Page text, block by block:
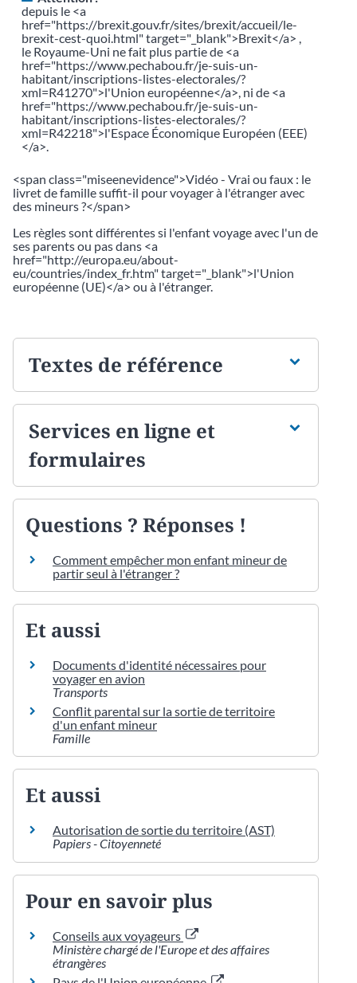
depuis le <a
href="https://brexit.gouv.fr/sites/brexit/accueil/le-
brexit-cest-quoi.html" target="_blank">Brexit</a> ,
le Royaume-Uni ne fait plus partie de <a
href="https://www.pechabou.fr/je-suis-un-
habitant/inscriptions-listes-electorales/?
xml=R41270">l'Union européenne</a>, ni de <a
href="https://www.pechabou.fr/je-suis-un-
habitant/inscriptions-listes-electorales/?
xml=R42218">l'Espace Économique Européen (EEE)
</a>.
<span class="miseenevidence">Vidéo - Vrai ou faux : le
livret de famille suffit-il pour voyager à l'étranger avec
des mineurs ?</span>
Les règles sont différentes si l'enfant voyage avec l'un de
ses parents ou pas dans <a
href="http://europa.eu/about-
eu/countries/index_fr.htm" target="_blank">l'Union
européenne (UE)</a> ou à l'étranger.
Textes de référence
Services en ligne et
formulaires
Questions ? Réponses !
Comment empêcher mon enfant mineur de
partir seul à l'étranger ?
Et aussi
Documents d'identité nécessaires pour
voyager en avion
Transports
Conflit parental sur la sortie de territoire
d'un enfant mineur
Famille
Et aussi
Autorisation de sortie du territoire (AST)
Papiers - Citoyenneté
Pour en savoir plus
Conseils aux voyageurs
Ministère chargé de l'Europe et des affaires
étrangères